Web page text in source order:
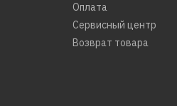
Оплата
Сервисный центр
Возврат товара